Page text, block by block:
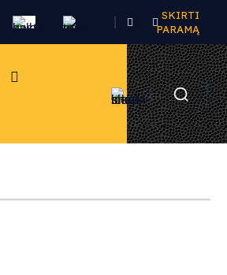
.
SKIRTI
PARAMĄ